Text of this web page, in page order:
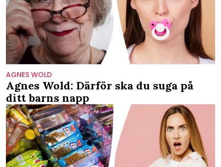
AGNES WOLD
Agnes Wold: Därför ska du suga på
ditt barns napp